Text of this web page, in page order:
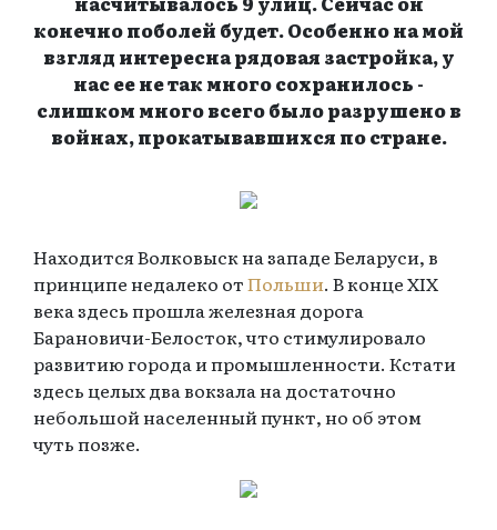
конечно поболей будет. Особенно на мой
взгляд интересна рядовая застройка, у
нас ее не так много сохранилось -
слишком много всего было разрушено в
войнах, прокатывавшихся по стране.
Находится Волковыск на западе Беларуси, в
принципе недалеко отПольши. В конце XIX
века здесь прошла железная дорога
Барановичи-Белосток, что стимулировало
развитию города и промышленности. Кстати
здесь целых два вокзала на достаточно
небольшой населенный пункт, но об этом
чуть позже.